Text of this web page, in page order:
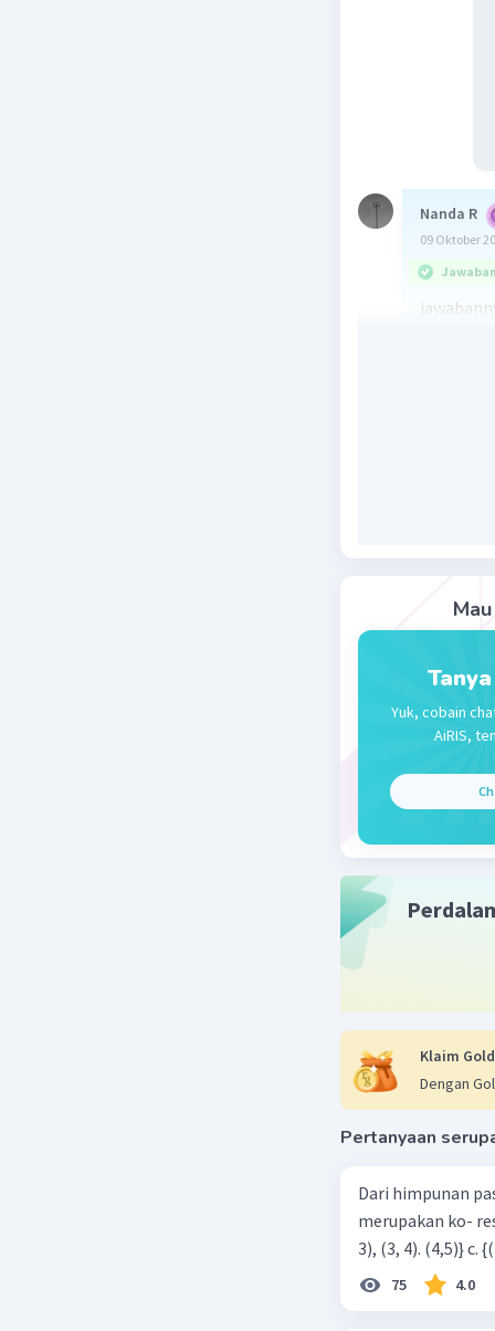
Nanda R
09 Oktober
Yuk, cobain
AiRIS,
Klaim
Dengan
Pertanyaan
Dari himpunan
merupakan ko- respondensi satu-satu? a. {(1, 1), (2, 2), (3, 3), (4,4)} b. {(1, 2), (2,
75 4.0